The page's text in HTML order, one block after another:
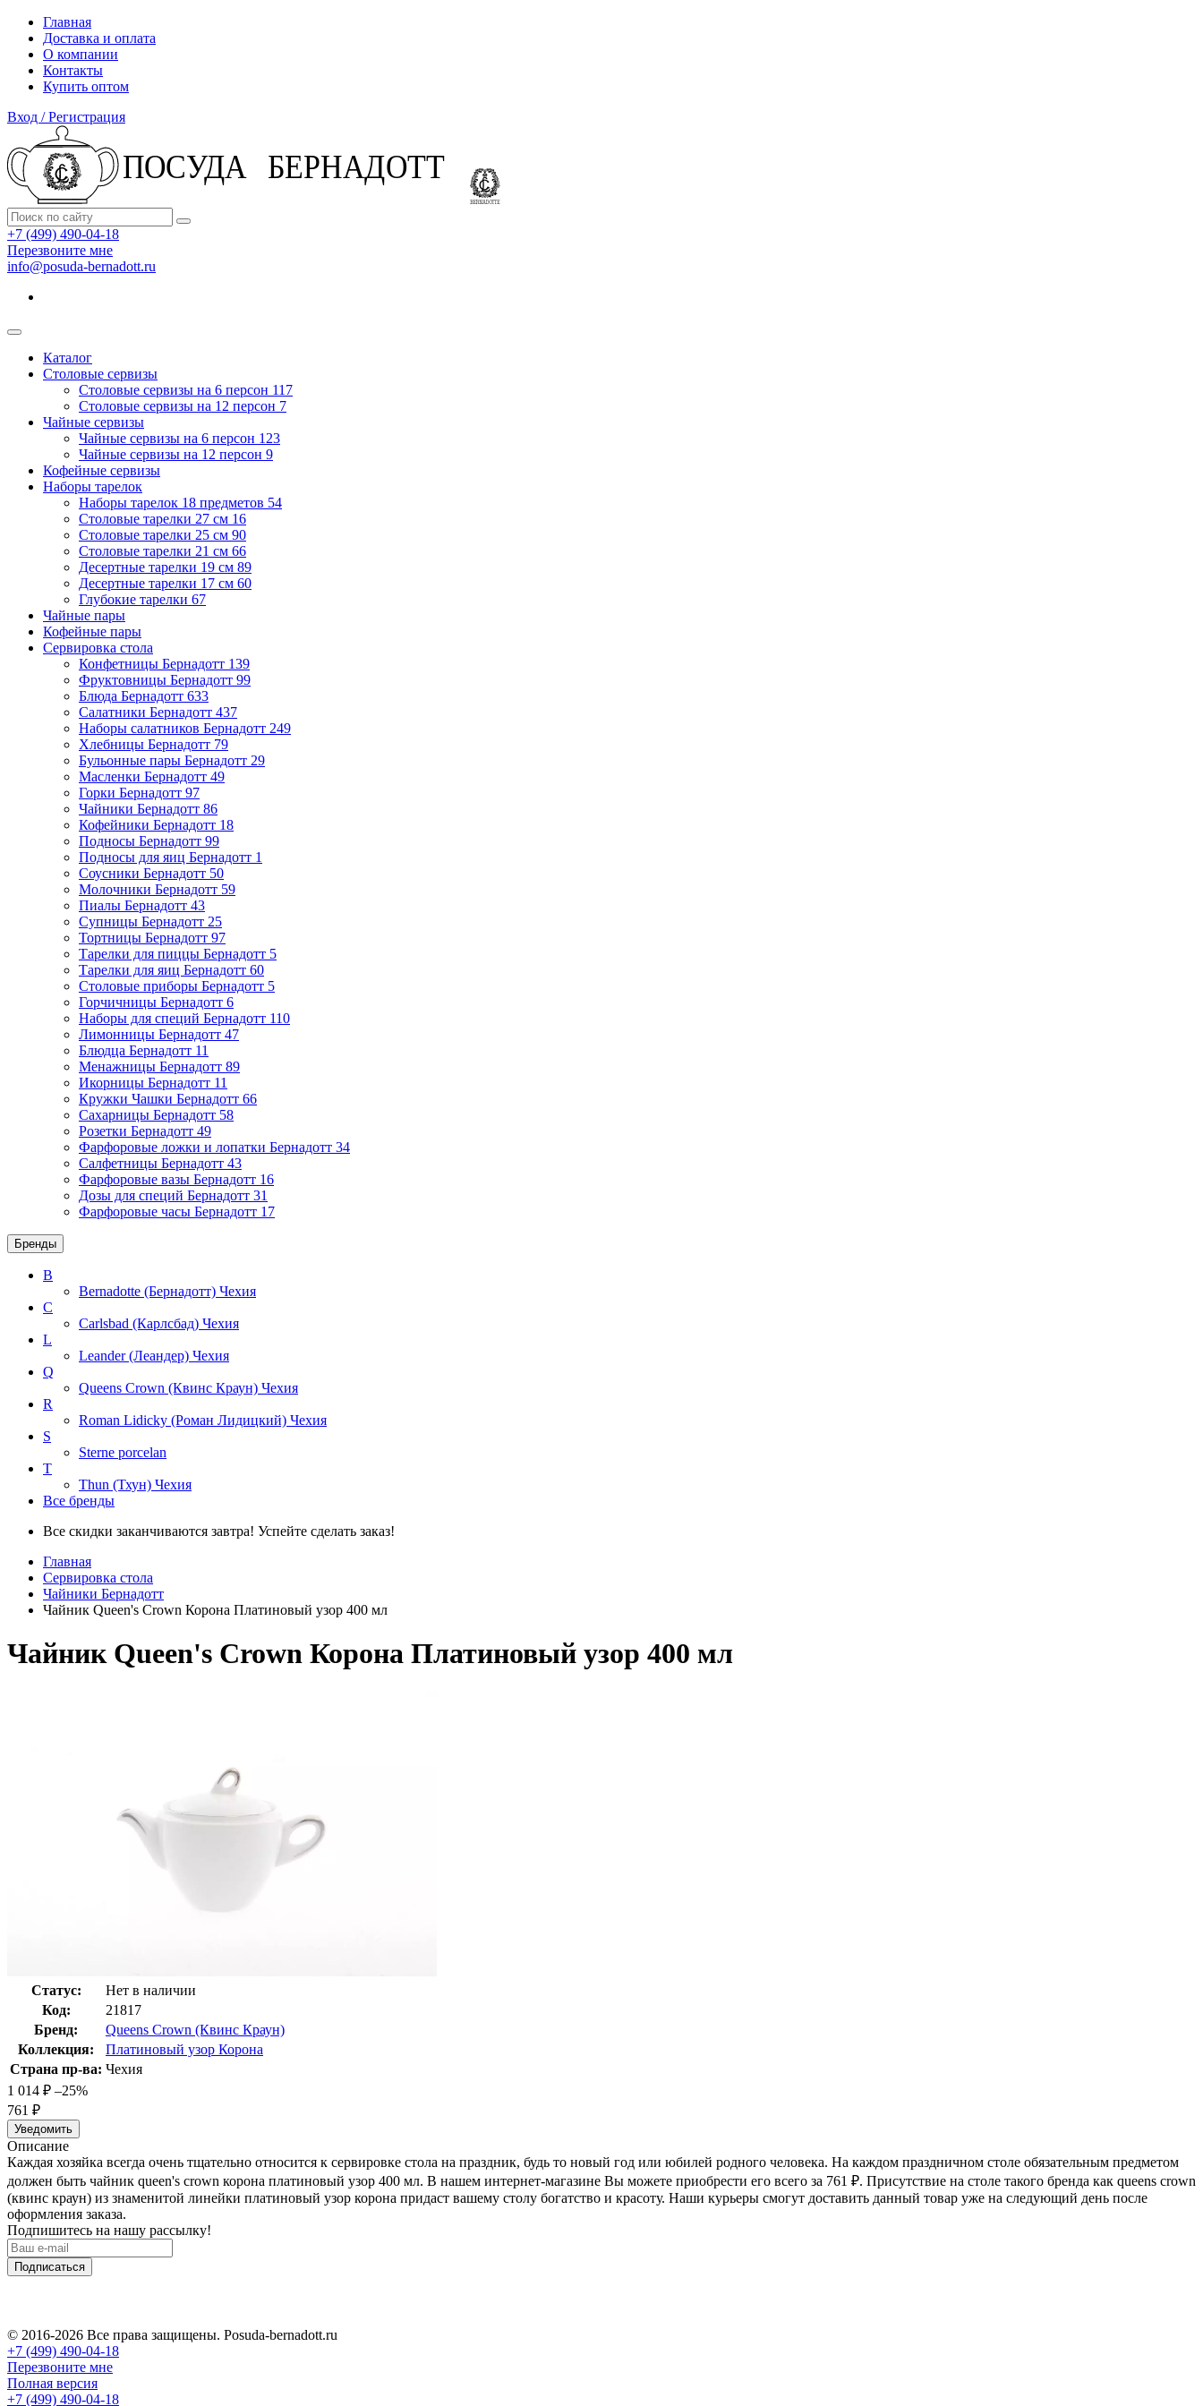
Главная
Доставка и оплата
О компании
Контакты
Купить оптом
Вход / Регистрация
+7 (499) 490-04-18
Перезвоните мне
info@posuda-bernadott.ru
Каталог
Столовые сервизы
Столовые сервизы на 6 персон 117
Столовые сервизы на 12 персон 7
Чайные сервизы
Чайные сервизы на 6 персон 123
Чайные сервизы на 12 персон 9
Кофейные сервизы
Наборы тарелок
Наборы тарелок 18 предметов 54
Столовые тарелки 27 см 16
Столовые тарелки 25 см 90
Столовые тарелки 21 см 66
Десертные тарелки 19 см 89
Десертные тарелки 17 см 60
Глубокие тарелки 67
Чайные пары
Кофейные пары
Сервировка стола
Конфетницы Бернадотт 139
Фруктовницы Бернадотт 99
Блюда Бернадотт 633
Салатники Бернадотт 437
Наборы салатников Бернадотт 249
Хлебницы Бернадотт 79
Бульонные пары Бернадотт 29
Масленки Бернадотт 49
Горки Бернадотт 97
Чайники Бернадотт 86
Кофейники Бернадотт 18
Подносы Бернадотт 99
Подносы для яиц Бернадотт 1
Соусники Бернадотт 50
Молочники Бернадотт 59
Пиалы Бернадотт 43
Супницы Бернадотт 25
Тортницы Бернадотт 97
Тарелки для пиццы Бернадотт 5
Тарелки для яиц Бернадотт 60
Столовые приборы Бернадотт 5
Горчичницы Бернадотт 6
Наборы для специй Бернадотт 110
Лимонницы Бернадотт 47
Блюдца Бернадотт 11
Менажницы Бернадотт 89
Икорницы Бернадотт 11
Кружки Чашки Бернадотт 66
Сахарницы Бернадотт 58
Розетки Бернадотт 49
Фарфоровые ложки и лопатки Бернадотт 34
Салфетницы Бернадотт 43
Фарфоровые вазы Бернадотт 16
Дозы для специй Бернадотт 31
Фарфоровые часы Бернадотт 17
Бренды
B
Bernadotte (Бернадотт) Чехия
C
Carlsbad (Карлсбад) Чехия
L
Leander (Леандер) Чехия
Q
Queens Crown (Квинс Краун) Чехия
R
Roman Lidicky (Роман Лидицкий) Чехия
S
Sterne porcelan
T
Thun (Тхун) Чехия
Все бренды
Все скидки заканчиваются завтра! Успейте сделать заказ!
Главная
Сервировка стола
Чайники Бернадотт
Чайник Queen's Crown Корона Платиновый узор 400 мл
Чайник Queen's Crown Корона Платиновый узор 400 мл
Статус:
Нет в наличии
Код:
21817
Бренд:
Queens Crown (Квинс Краун)
Коллекция:
Платиновый узор Корона
Страна пр-ва: Чехия
1 014 ₽ –25%
761 ₽
Уведомить
Описание
Каждая хозяйка всегда очень тщательно относится к сервировке стола на праздник, будь то новый год или юбилей родного человека. На каждом праздничном столе обязательным предметом
должен быть чайник queen's crown корона платиновый узор 400 мл. В нашем интернет-магазине Вы можете приобрести его всего за 761 ₽. Присутствие на столе такого бренда как queens crown
(квинс краун) из знаменитой линейки платиновый узор корона придаст вашему столу богатство и красоту. Наши курьеры смогут доставить данный товар уже на следующий день после
оформления заказа.
Подпишитесь на нашу рассылку!
Подписаться
© 2016-2026 Все права защищены. Posuda-bernadott.ru
+7 (499) 490-04-18
Перезвоните мне
Полная версия
+7 (499) 490-04-18